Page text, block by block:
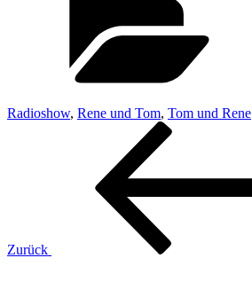
Radioshow, Rene und Tom, Tom und Rene
Beitragsnavigation
Zurück